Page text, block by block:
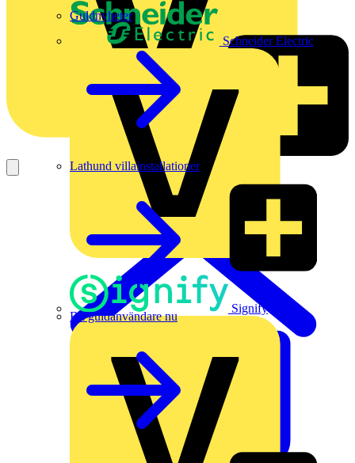
Schneider Electric
Signify
Guldnyheter
Lathund villainstallationer
Bli guldanvändare nu